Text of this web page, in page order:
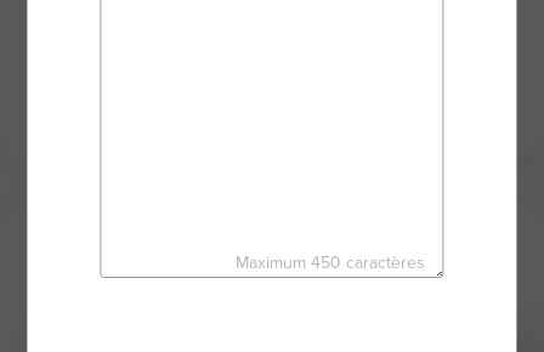
Mes derniers biensMaximum 450 caractères